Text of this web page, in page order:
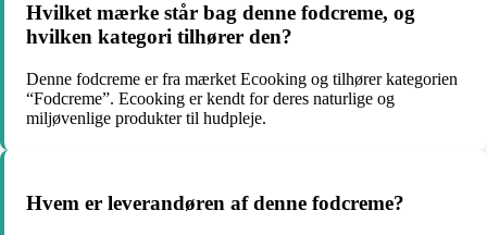
Hvilket mærke står bag denne fodcreme, og
hvilken kategori tilhører den?
Denne fodcreme er fra mærket Ecooking og tilhører kategorien
“Fodcreme”. Ecooking er kendt for deres naturlige og
miljøvenlige produkter til hudpleje.
Hvem er leverandøren af denne fodcreme?